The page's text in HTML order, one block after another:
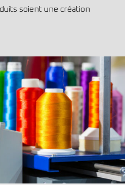
soient une création